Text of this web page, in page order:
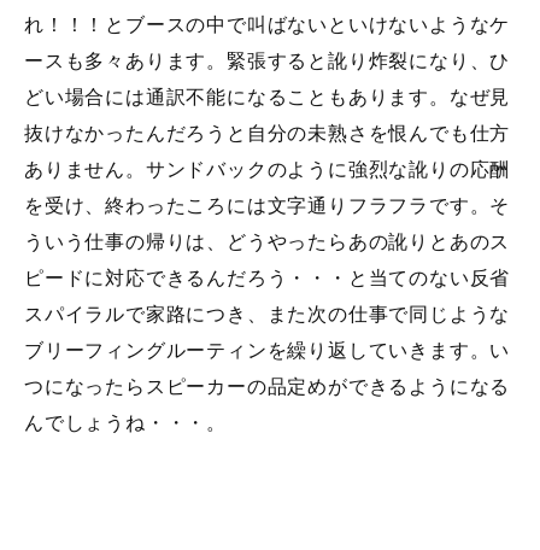
れ！！！とブースの中で叫ばないといけないようなケ
ースも多々あります。緊張すると訛り炸裂になり、ひ
どい場合には通訳不能になることもあります。なぜ見
抜けなかったんだろうと自分の未熟さを恨んでも仕方
ありません。サンドバックのように強烈な訛りの応酬
を受け、終わったころには文字通りフラフラです。そ
ういう仕事の帰りは、どうやったらあの訛りとあのス
ピードに対応できるんだろう・・・と当てのない反省
スパイラルで家路につき、また次の仕事で同じような
ブリーフィングルーティンを繰り返していきます。い
つになったらスピーカーの品定めができるようになる
んでしょうね・・・。